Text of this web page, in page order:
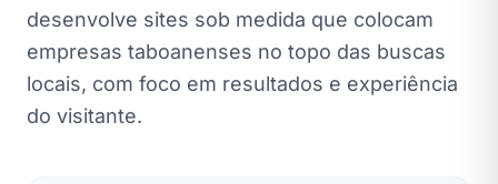
desenvolve sites sob medida que colocam
empresas taboanenses no topo das buscas
locais, com foco em resultados e experiência
do visitante.